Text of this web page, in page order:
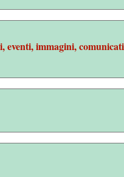
eventi, immagini, comunicati